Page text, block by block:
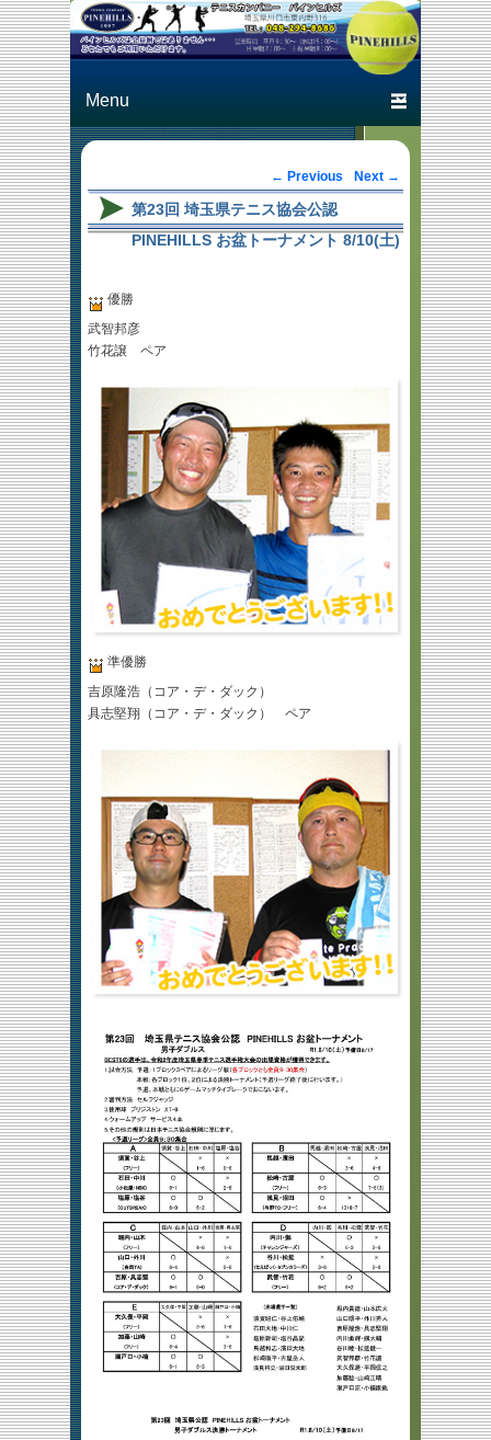
テニスカン
Just another テニスカン
パニー パインヒルズ
Post navigation
← Previous Next →
第23回 埼玉県テニス協会公認
PINEHILLS お盆トーナメント 8/10(土)
優勝
武智邦彦
竹花譲 ペア
準優勝
吉原隆浩（コア・デ・ダック）
具志堅翔（コア・デ・ダック） ペア